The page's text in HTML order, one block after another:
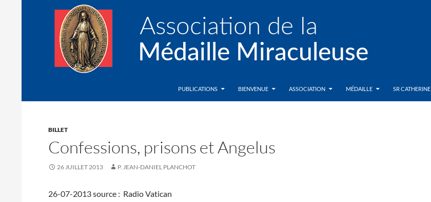
Association de la Médaille MiraculeusePUBLICATIONS
BIENVENUE ASSOCIATION MÉDAILLE SR CATHERINE
BILLET
Confessions, prisons et Angelus
26 JUILLET 2013 P. JEAN-DANIEL PLANCHOT
26-07-2013 source : Radio Vatican